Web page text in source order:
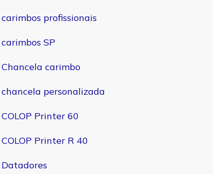
carimbos profissionais
carimbos SP
Chancela carimbo
chancela personalizada
COLOP Printer 60
COLOP Printer R 40
Datadores